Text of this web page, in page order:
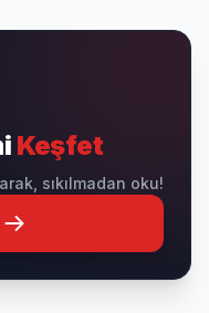
Keşfet
sıkılmadan oku!